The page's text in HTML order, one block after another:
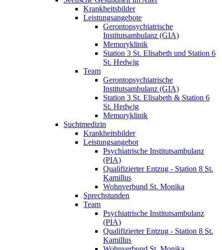
Krankheitsbilder
Leistungsangebote
Gerontopsychiatrische
Institutsambulanz (GIA)
Memoryklinik
Station 3 St. Elisabeth und Station 6
St. Hedwig
Team
Gerontopsychiatrische
Institutsambulanz (GIA)
Station 3 St. Elisabeth & Station 6
St. Hedwig
Memoryklinik
Suchtmedizin
Krankheitsbilder
Leistungsangebot
Psychiatrische Institutsambulanz
(PIA)
Qualifizierter Entzug - Station 8 St.
Kamillus
Wohnverbund St. Monika
Sprechstunden
Team
Psychiatrische Institutsambulanz
(PIA)
Qualifizierter Entzug - Station 8 St.
Kamillus